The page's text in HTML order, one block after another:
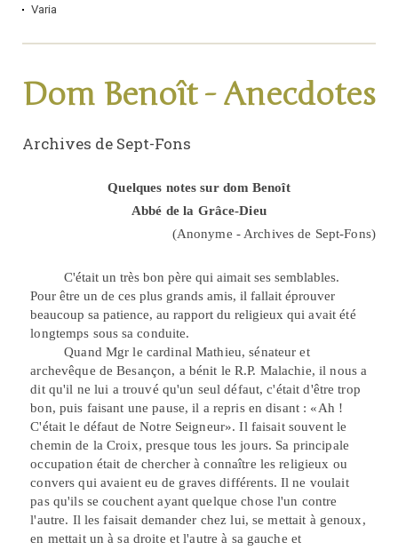
Varia
Dom Benoît - Anecdotes
Archives de Sept-Fons
Quelques notes sur dom Benoît
Abbé de la Grâce-Dieu
(Anonyme - Archives de Sept-Fons)
C'était un très bon père qui aimait ses semblables.
Pour être un de ces plus grands amis, il fallait éprouver
beaucoup sa patience, au rapport du religieux qui avait été
longtemps soussaconduite.
Quand Mgr le cardinal Mathieu, sénateur et
archevêque de Besançon, a bénit le R.P. Malachie, il nous a
dit qu'il ne lui a trouvé qu'un seul défaut, c'était d'être trop
bon, puis faisant une pause, il a repris en disant : «Ah !
C'était le défaut de Notre Seigneur». Il faisait souvent le
chemin de la Croix, presque tous les jours. Sa principale
occupation était de chercher à connaître les religieux ou
convers qui avaient eu de graves différents. Il ne voulait
pas qu'ils se couchent ayant quelque chose l'un contre
l'autre. Il les faisait demander chez lui, se mettait à genoux,
en mettait un à sa droite et l'autre à sa gauche et